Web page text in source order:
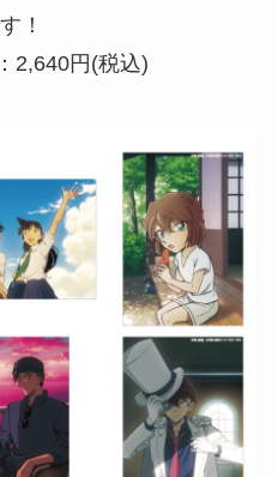
！
2,640円(税込)